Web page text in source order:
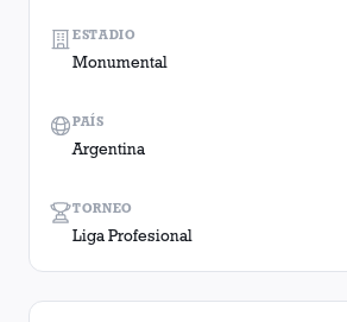
TORNEO
Liga Profesional
ESTADIO
Monumental
PAÍS
Argentina